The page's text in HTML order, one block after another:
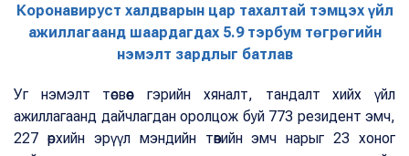
Коронавируст халдварын цар тахалтай тэмцэх үйл
ажиллагаанд шаардагдах 5.9 тэрбум төгрөгийн
нэмэлт зардлыг батлав
Уг нэмэлт төсвөөс гэрийн хяналт, тандалт хийх үйл
ажиллагаанд дайчлагдан оролцож буй 773 резидент эмч,
227 өрхийн эрүүл мэндийн төвийн эмч нарыг 23 хоног